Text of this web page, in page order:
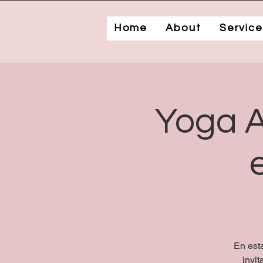
Home About
Yoga
En